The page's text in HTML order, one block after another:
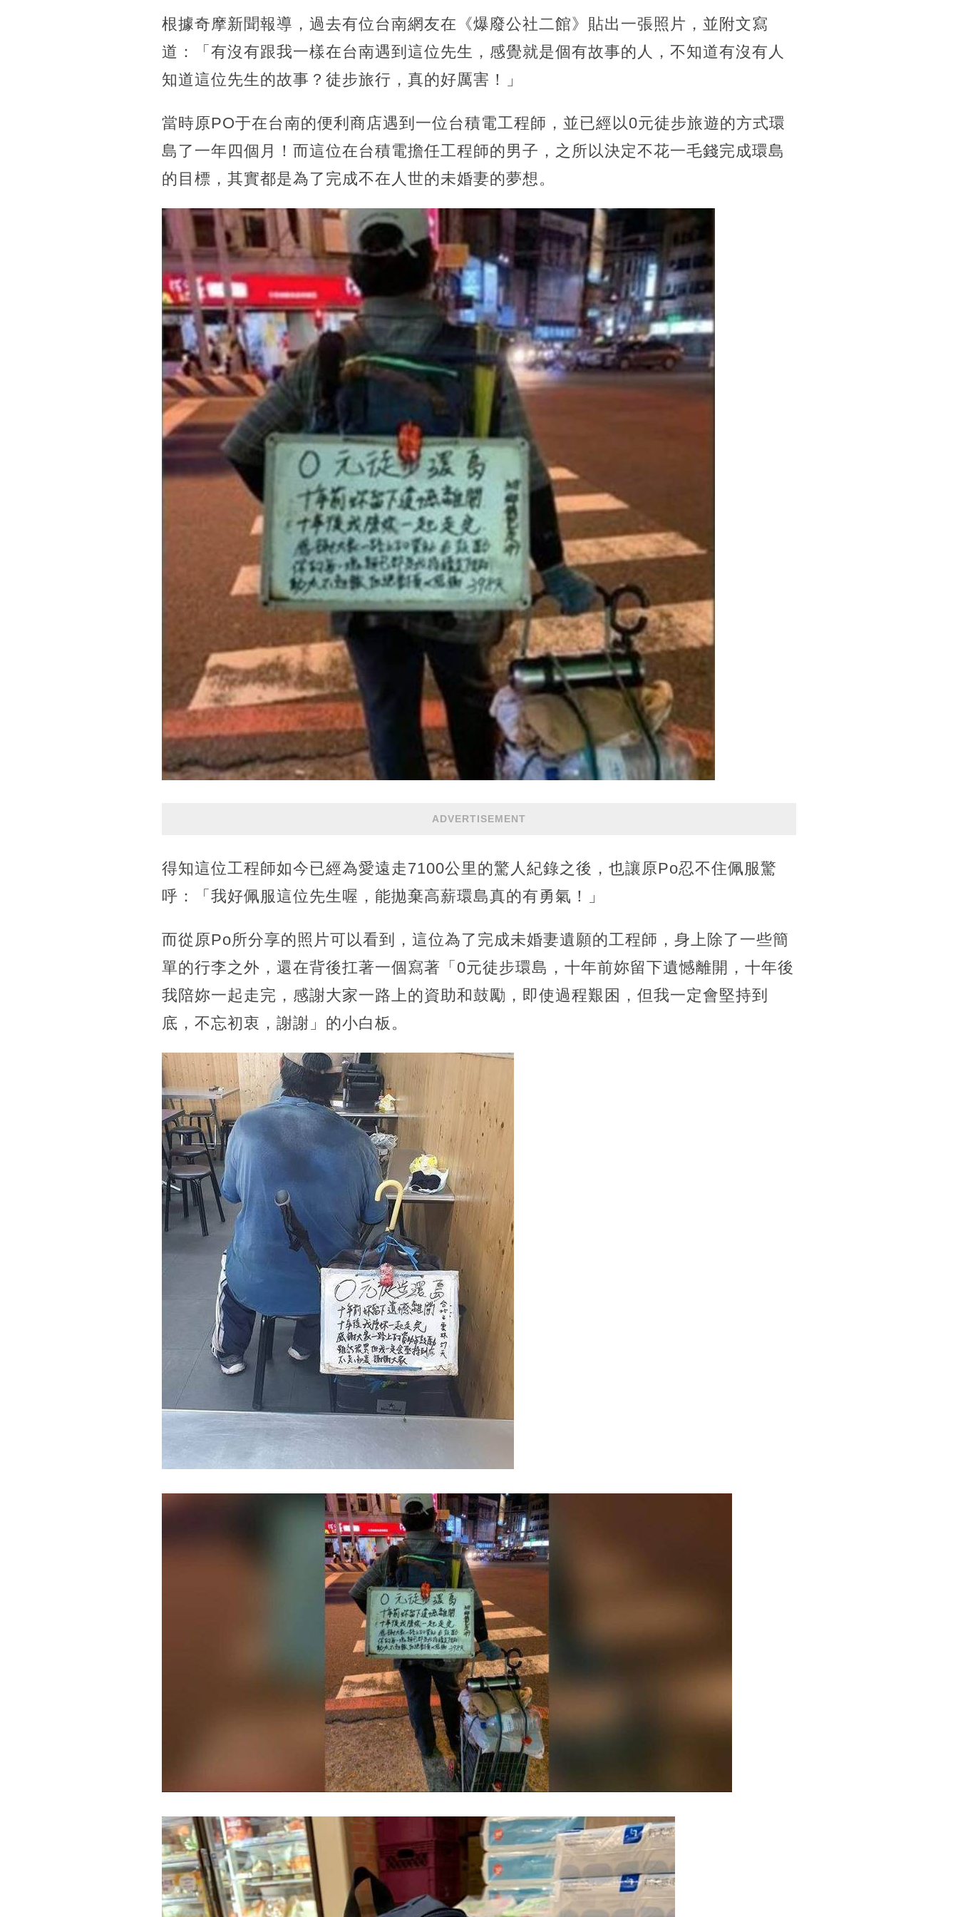
根據奇摩新聞報導，過去有位台南網友在《爆廢公社二館》貼出一張照片，並附文寫
道：「有沒有跟我一樣在台南遇到這位先生，感覺就是個有故事的人，不知道有沒有人
知道這位先生的故事？徒步旅行，真的好厲害！」
當時原PO于在台南的便利商店遇到一位台積電工程師，並已經以0元徒步旅遊的方式環
島了一年四個月！而這位在台積電擔任工程師的男子，之所以決定不花一毛錢完成環島
的目標，其實都是為了完成不在人世的未婚妻的夢想。
ADVERTISEMENT
得知這位工程師如今已經為愛遠走7100公里的驚人紀錄之後，也讓原Po忍不住佩服驚
呼：「我好佩服這位先生喔，能拋棄高薪環島真的有勇氣！」
而從原Po所分享的照片可以看到，這位為了完成未婚妻遺願的工程師，身上除了一些簡
單的行李之外，還在背後扛著一個寫著「0元徒步環島，十年前妳留下遺憾離開，十年後
我陪妳一起走完，感謝大家一路上的資助和鼓勵，即使過程艱困，但我一定會堅持到
底，不忘初衷，謝謝」的小白板。